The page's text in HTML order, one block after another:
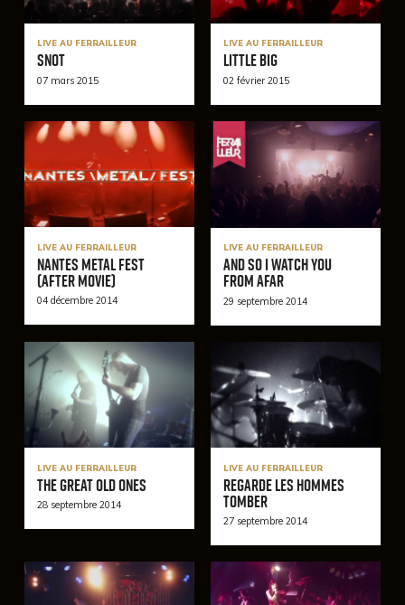
LIVE AU FERRAILLEUR
Snot
07 mars 2015
LIVE AU FERRAILLEUR
Little Big
02 février 2015
LIVE AU FERRAILLEUR
Nantes Metal Fest
(After Movie)
04 décembre 2014
LIVE AU FERRAILLEUR
And So I Watch You
From Afar
29 septembre 2014
LIVE AU FERRAILLEUR
The Great Old Ones
28 septembre 2014
LIVE AU FERRAILLEUR
Regarde Les Hommes
Tomber
27 septembre 2014